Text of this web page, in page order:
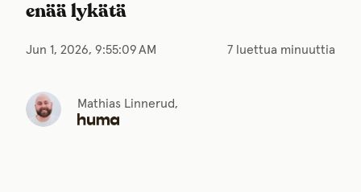
enää lykätä
Jun 1, 2026, 9:55:09 AM 7 luettua minuuttia
Mathias Linnerud,